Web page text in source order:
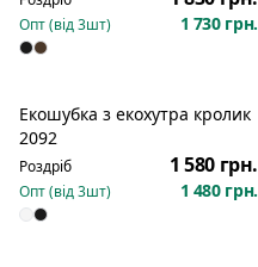
Опт (від3шт) 1 730 грн.
Екошубка з екохутра кролик
2092
Роздріб 1 580 грн.
Опт (від3шт) 1 480 грн.